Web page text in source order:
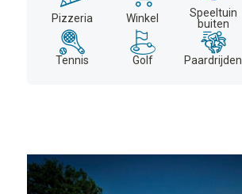
Pizzeria Winkel
Speeltuin
buiten
Tennis Golf Paardrijden